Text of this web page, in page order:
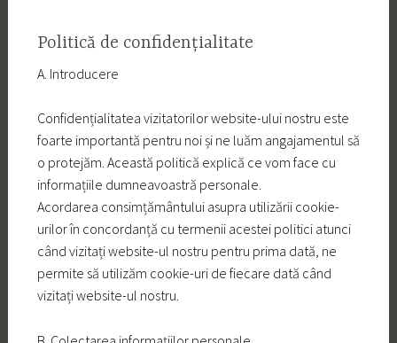
Politică de confidențialitate
A. Introducere
Confidențialitatea vizitatorilor website-ului nostru este
foarte importantă pentru noi și ne luăm angajamentul să
o protejăm. Această politică explică ce vom face cu
informațiile dumneavoastră personale.
Acordarea consimțământului asupra utilizării cookie-
urilor în concordanță cu termenii acestei politici atunci
când vizitați website-ul nostru pentru prima dată, ne
permite să utilizăm cookie-uri de fiecare dată când
vizitați website-ul nostru.